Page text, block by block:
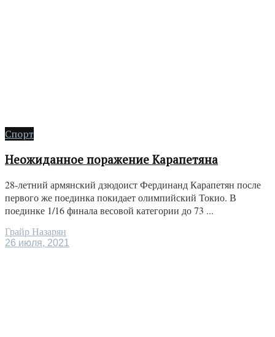
Спорт
Неожиданное поражение Карапетяна
28-летний армянский дзюдоист Фердинанд Карапетян после
первого же поединка покидает олимпийский Токио. В
поединке 1/16 финала весовой категории до 73 ...
Грайр Назарян
26 июля, 2021